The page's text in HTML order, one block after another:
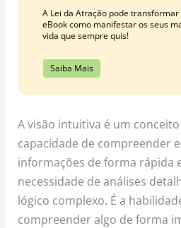
A Lei da Atração pode
eBook como manifestar os seus
vida que sempre quis!
Saiba Mais
A visão intuitiva é um
capacidade de compreender
informações de forma rápida
necessidade de análises
lógico complexo. É a
compreender algo de forma